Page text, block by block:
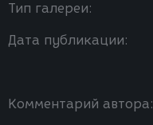
Тип галереи:
Дата публикации:
Комментарий автора: